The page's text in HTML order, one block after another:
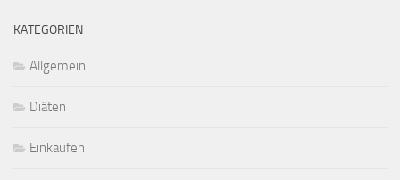
KATEGORIEN
Allgemein
Diäten
Einkaufen